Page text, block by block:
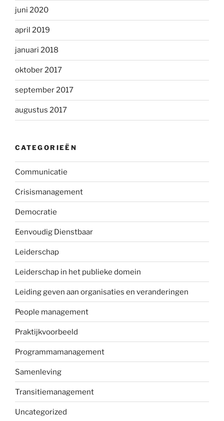
juni 2020
april 2019
januari 2018
oktober 2017
september 2017
augustus 2017
CATEGORIEËN
Communicatie
Crisismanagement
Democratie
Eenvoudig Dienstbaar
Leiderschap
Leiderschap in het publieke domein
Leiding geven aan organisaties en veranderingen
People management
Praktijkvoorbeeld
Programmamanagement
Samenleving
Transitiemanagement
Uncategorized